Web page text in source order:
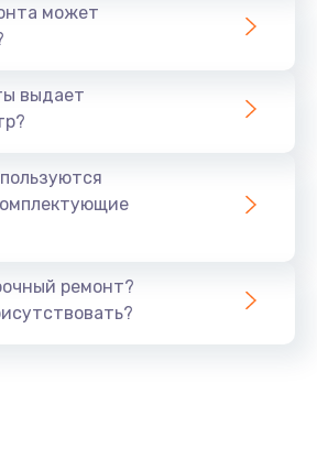
может
выдает
ремонт?